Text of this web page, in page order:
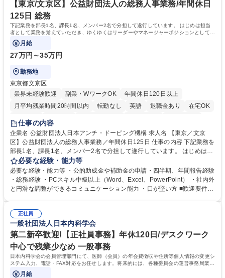
ます。 学歴・資格 学歴：大学院 大学 高専 短大 専修学校 高校 語学力：
資格：
【東京/文京区】公益財団法人の総務人事業務/年間休日
125日 総務
下記業務を部長1名、課長1名、メンバー2名で分担して遂行しています。 はじめは担当
者として業務を覚えていただき、ゆくゆくはリーダーやマネージャーポジションとして活
躍いただくことを期待しています。
月給
27万円～35万円
勤務地
東京都文京区
業界未経験歓迎
副業・WワークOK
年間休日120日以上
月平均残業時間20時間以内
転勤なし 英語 退職金あり
在宅OK
賞与あり
育休あり
食事補助あり
仕事の内容
企業名 公益財団法人日本アンチ・ドーピング機構 求人名 【東京／文京
区】公益財団法人の総務人事業務／年間休日125日 仕事の内容 下記業務を
部長1名、課長1名、メンバー2名で分担して遂行しています。 はじめは担
当者として業務を覚えていただき、ゆくゆくはリーダーやマネージャーポ
ジションとして活躍いただくことを期待しています。 【総務・人事グルー
プの業務内容】 ・人事制度関連 ・採用活動 ・教育研修の企画、実行 ・勤
怠管理 ・官公庁への各種提出 ・法定の会議運営（評議員会、理事会） ・
管理 ・福利厚生関連 ・職員からの問合せ、相談対応 ・その他日常の総務
業務全般 募集職種 【東京／文京区】公益財団法人の総務人事業務／年間
休日125日
必要な経験・能力等
必要な経験・能力等 ・公的助成金や補助金の申請・四半期、年間報告経験
・総務経験 ・PCスキル中級以上（Word、Excel、PowerPoint） ・社内外
と円滑な調整ができるコミュニケーション能力 ・口が堅い方 ■歓迎要件
正社員
一般社団法人日本内科学会
第二新卒歓迎!【正社員事務】年休120日/デスクワーク
中心で残業少なめ 一般事務
日本内科学会の会員管理部門にて、医師（会員）の年会費徴収や住所等個人情報の変更シ
ステム入力、電話・FAX対応をお任せします。将来的には、各種委員会の運営事務局業務
などにも幅広く携わっていただきます。
月給